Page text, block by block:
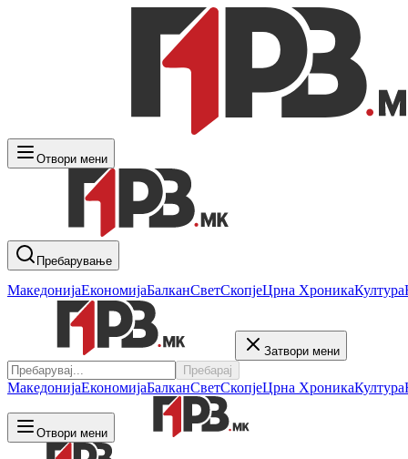
Отвори мени
Пребарување
МакедонијаЕкономијаБалканСветСкопјеЦрна ХроникаКултура
Затвори мени
Пребарај
МакедонијаЕкономијаБалканСветСкопјеЦрна ХроникаКултура
Отвори мени